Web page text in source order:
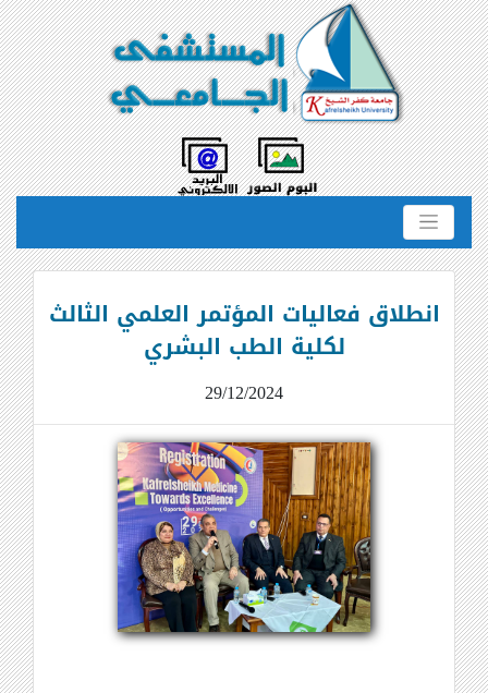
انطلاق فعاليات المؤتمر العلمي الثالث
لكلية الطب البشري
29/12/2024